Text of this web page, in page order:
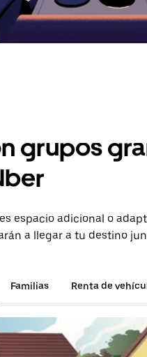
grupos
espacio adicional o
a llegar a tu destino
Familias Renta de